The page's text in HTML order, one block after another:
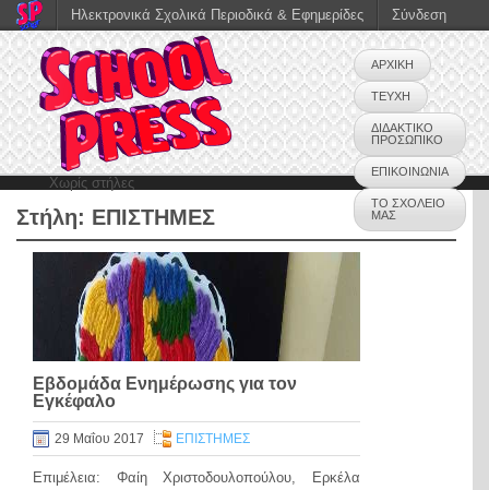
ΑΡΧΙΚΗ
ΤΕΥΧΗ
ΔΙΔΑΚΤΙΚΟ
ΠΡΟΣΩΠΙΚΟ
ΕΠΙΚΟΙΝΩΝΙΑ
ΤΟ ΣΧΟΛΕΙΟ
ΜΑΣ
Χωρίς στήλες
Στήλη: ΕΠΙΣΤΗΜΕΣ
Εβδομάδα Ενημέρωσης για τον
Εγκέφαλο
29 Μαΐου 2017 ΕΠΙΣΤΗΜΕΣ
Επιμέλεια: Φαίη Χριστοδουλοπούλου, Ερκέλα
Ηλεκτρονικά Σχολικά Περιοδικά & Εφημερίδες Σύνδεση